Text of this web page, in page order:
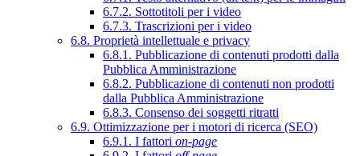
6.7.2. Sottotitoli per i video
6.7.3. Trascrizioni per i video
6.8. Proprietà intellettuale e privacy
6.8.1. Pubblicazione di contenuti prodotti dalla
Pubblica Amministrazione
6.8.2. Pubblicazione di contenuti non prodotti
dalla Pubblica Amministrazione
6.8.3. Consenso dei soggetti ritratti
6.9. Ottimizzazione per i motori di ricerca (SEO)
6.9.1. I fattori on-page